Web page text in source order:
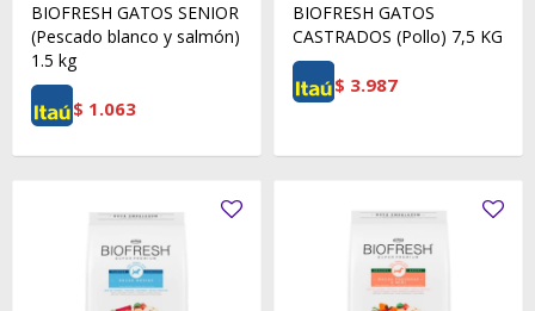
BIOFRESH GATOS SENIOR
(Pescado blanco y salmón)
1.5 kg
$ 1.063
BIOFRESH GATOS
CASTRADOS (Pollo) 7,5 KG
$ 3.987